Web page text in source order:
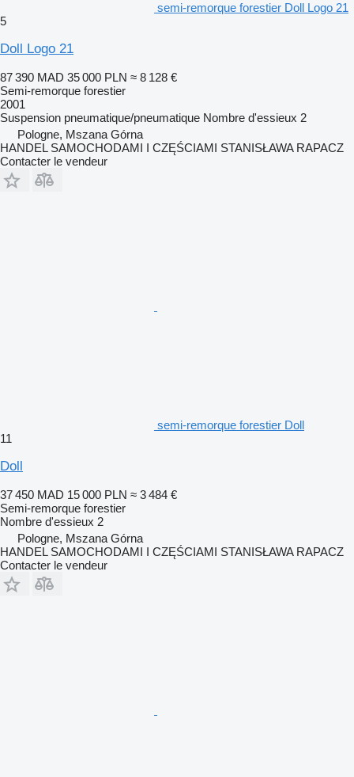
semi-remorque forestier Doll Logo 21
5
Doll Logo 21
87 390 MAD 35 000 PLN ≈ 8 128 €
Semi-remorque forestier
2001
Suspension pneumatique/pneumatique Nombre d'essieux 2
Pologne, Mszana Górna
HANDEL SAMOCHODAMI I CZĘŚCIAMI STANISŁAWA RAPACZ
Contacter le vendeur
semi-remorque forestier Doll
11
Doll
37 450 MAD 15 000 PLN ≈ 3 484 €
Semi-remorque forestier
Nombre d'essieux 2
Pologne, Mszana Górna
HANDEL SAMOCHODAMI I CZĘŚCIAMI STANISŁAWA RAPACZ
Contacter le vendeur